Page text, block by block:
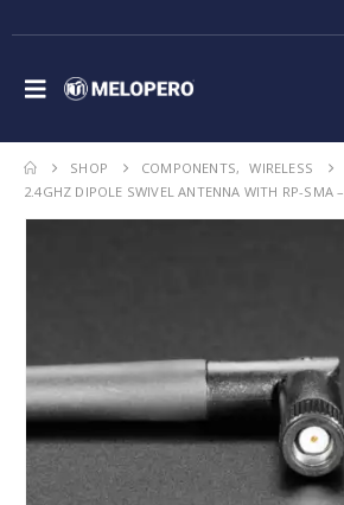
SHOP COMPONENTS,
WIRELESS
2.4GHZ DIPOLE SWIVEL ANTENNA WITH RP-SMA